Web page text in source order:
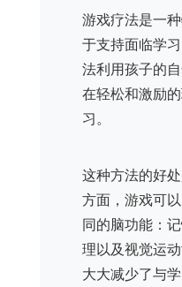
游戏疗法是一
于支持面临学
法利用孩子的
在轻松和激励
习。
这种方法的好
方面，游戏可
同的脑功能：
理以及视觉运
大大减少了与